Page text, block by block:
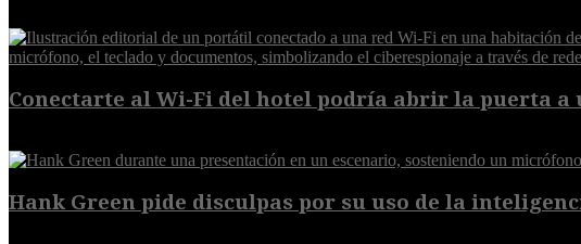
Conectarte al Wi-Fi del hotel podría abrir la puerta a
Hank Green pide disculpas por su uso de la